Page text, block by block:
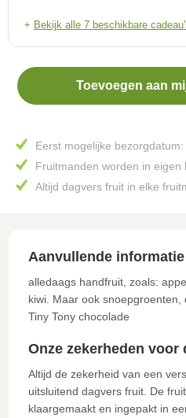
+ Bekijk alle 7 beschikbare
Toevoegen aan
Eerst mogelijke bezorgdatum:
Fruitmanden worden in eigen
Altijd dagvers fruit in elke
Aanvullende
alledaags handfruit, zoals:
kiwi. Maar ook snoepgroenten,
Tiny Tony chocolade
Onze zekerheden voor
Altijd de zekerheid van een
uitsluitend dagvers fruit. De
klaargemaakt en ingepakt in